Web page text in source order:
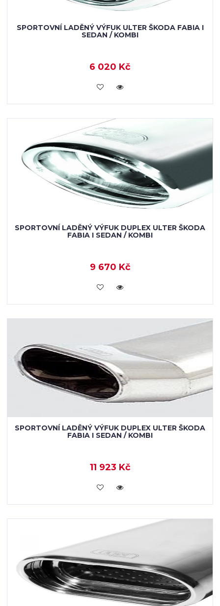
SPORTOVNÍ LADĚNÝ VÝFUK ULTER ŠKODA FABIA I
SEDAN / KOMBI
6 020 Kč
KOUPIT
SPORTOVNÍ LADĚNÝ VÝFUK DUPLEX ULTER ŠKODA
FABIA I SEDAN / KOMBI
9 670 Kč
KOUPIT
SPORTOVNÍ LADĚNÝ VÝFUK DUPLEX ULTER ŠKODA
FABIA I SEDAN / KOMBI
11 923 Kč
KOUPIT